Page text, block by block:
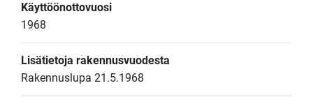
Käyttöönottovuosi
1968
Lisätietoja rakennusvuodesta
Rakennuslupa 21.5.1968